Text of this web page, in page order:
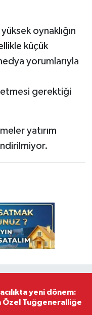
oynaklığın
küçük
yorumlarıyla
gerektiği
yatırım
yeni dönem:
Özel Tuğgeneralliğe